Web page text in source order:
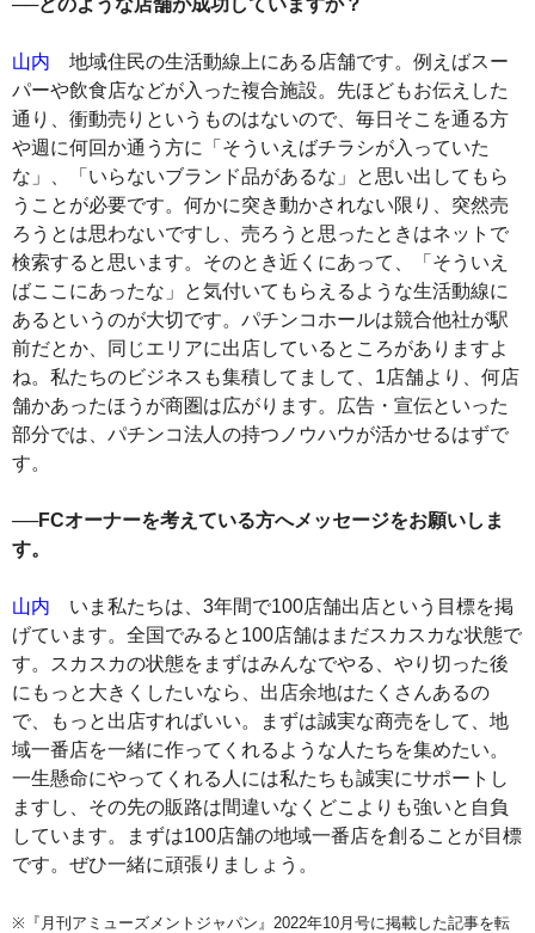
山内 地域住民の生活動線上にある店舗です。例えばスー
パーや飲食店などが入った複合施設。先ほどもお伝えした
通り、衝動売りというものはないので、毎日そこを通る方
や週に何回か通う方に「そういえばチラシが入っていた
な」、「いらないブランド品があるな」と思い出してもら
うことが必要です。何かに突き動かされない限り、突然売
ろうとは思わないですし、売ろうと思ったときはネットで
検索すると思います。そのとき近くにあって、「そういえ
ばここにあったな」と気付いてもらえるような生活動線に
あるというのが大切です。パチンコホールは競合他社が駅
前だとか、同じエリアに出店しているところがありますよ
ね。私たちのビジネスも集積してまして、1店舗より、何店
舗かあったほうが商圏は広がります。広告・宣伝といった
部分では、パチンコ法人の持つノウハウが活かせるはずで
す。
──FCオーナーを考えている方へメッセージをお願いしま
す。
山内 いま私たちは、3年間で100店舗出店という目標を掲
げています。全国でみると100店舗はまだスカスカな状態で
す。スカスカの状態をまずはみんなでやる、やり切った後
にもっと大きくしたいなら、出店余地はたくさんあるの
で、もっと出店すればいい。まずは誠実な商売をして、地
域一番店を一緒に作ってくれるような人たちを集めたい。
一生懸命にやってくれる人には私たちも誠実にサポートし
ますし、その先の販路は間違いなくどこよりも強いと自負
しています。まずは100店舗の地域一番店を創ることが目標
です。ぜひ一緒に頑張りましょう。
※『月刊アミューズメントジャパン』2022年10月号に掲載した記事を転